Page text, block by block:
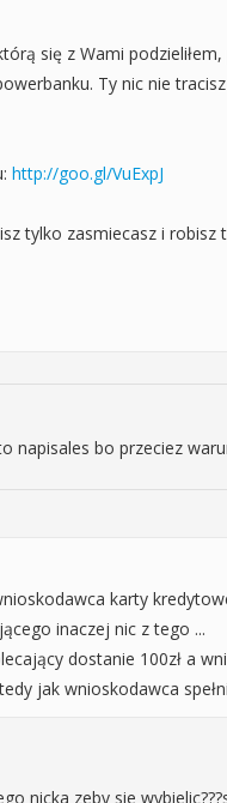
się z Wami
Ty nic nie
http://goo.gl/VuExpJ
tylko zasmiecasz i
napisales bo przeciez
karty
inaczej nic z tego ...
dostanie 100zł a
jak wnioskodawca
nicka zeby sie